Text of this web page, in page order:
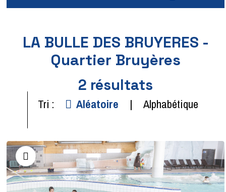
LA BULLE DES BRUYERES -
Quartier Bruyères
2 résultats
Tri : Aléatoire Alphabétique